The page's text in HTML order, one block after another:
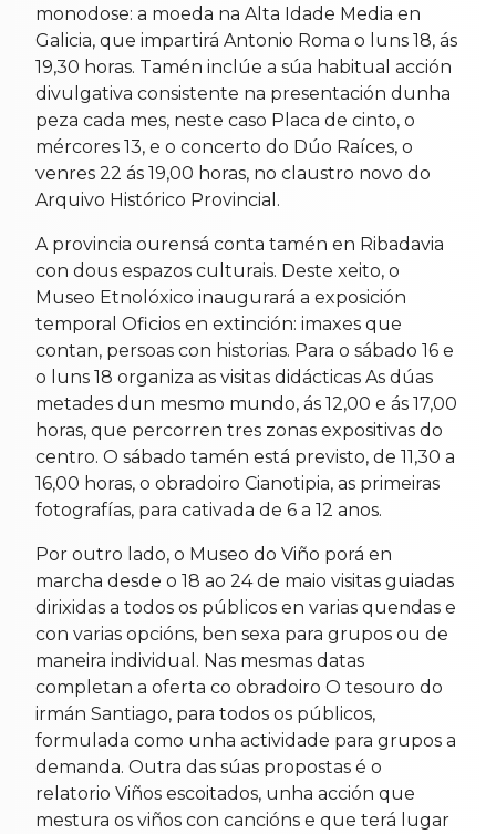
monodose: a moeda na Alta Idade Media en
Galicia, que impartirá Antonio Roma o luns 18, ás
19,30 horas. Tamén inclúe a súa habitual acción
divulgativa consistente na presentación dunha
peza cada mes, neste caso Placa de cinto, o
mércores 13, e o concerto do Dúo Raíces, o
venres 22 ás 19,00 horas, no claustro novo do
Arquivo Histórico Provincial.
A provincia ourensá conta tamén en Ribadavia
con dous espazos culturais. Deste xeito, o
Museo Etnolóxico inaugurará a exposición
temporal Oficios en extinción: imaxes que
contan, persoas con historias. Para o sábado 16 e
o luns 18 organiza as visitas didácticas As dúas
metades dun mesmo mundo, ás 12,00 e ás 17,00
horas, que percorren tres zonas expositivas do
centro. O sábado tamén está previsto, de 11,30 a
16,00 horas, o obradoiro Cianotipia, as primeiras
fotografías, para cativada de 6 a 12 anos.
Por outro lado, o Museo do Viño porá en
marcha desde o 18 ao 24 de maio visitas guiadas
dirixidas a todos os públicos en varias quendas e
con varias opcións, ben sexa para grupos ou de
maneira individual. Nas mesmas datas
completan a oferta co obradoiro O tesouro do
irmán Santiago, para todos os públicos,
formulada como unha actividade para grupos a
demanda. Outra das súas propostas é o
relatorio Viños escoitados, unha acción que
mestura os viños con cancións e que terá lugar